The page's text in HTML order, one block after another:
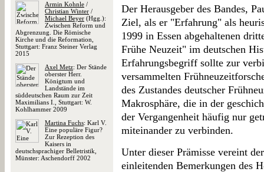
Armin Kohnle /
Christian Winter /
Michael Beyer (Hgg.):
Zwischen Reform und
Abgrenzung. Die Römische
Kirche und die Reformation,
Stuttgart: Franz Steiner Verlag
2015
Axel Metz: Der Stände
oberster Herr.
Königtum und
Landstände im
süddeutschen Raum zur Zeit
Maximilians I., Stuttgart: W.
Kohlhammer 2009
Martina Fuchs: Karl V.
Eine populäre Figur?
Zur Rezeption des
Kaisers in
deutschsprachiger Belletristik,
Münster: Aschendorff 2002
Der Herausgeber des Bandes,
Ziel, als er "Erfahrung" als
1999 in Essen abgehaltenen
Frühe Neuzeit" im deutschen
Erfahrungsbegriff sollte zur
versammelten
des Zustandes deutscher
Makrosphäre, die in der
der Vergangenheit häufig nur
miteinander zu verbinden.
Unter dieser Prämisse vereint
einleitenden Bemerkungen des